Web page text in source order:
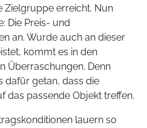
Zielgruppe erreicht. Nun
Die Preis- und
an. Wurde auch an dieser
kommt es in den
Überraschungen. Denn
dafür getan, dass die
das passende Objekt treffen.
lauern so